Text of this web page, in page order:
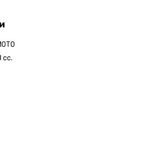
cc.